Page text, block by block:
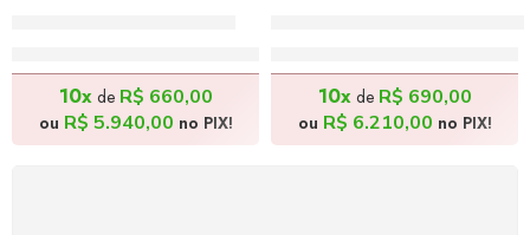
10xde R$ 660,00
ou R$ 5.940,00 no PIX!
10xde R$ 690,00
ou R$ 6.210,00 no PIX!